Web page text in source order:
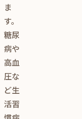
ま
す。
糖尿
病や
高血
圧な
ど生
活習